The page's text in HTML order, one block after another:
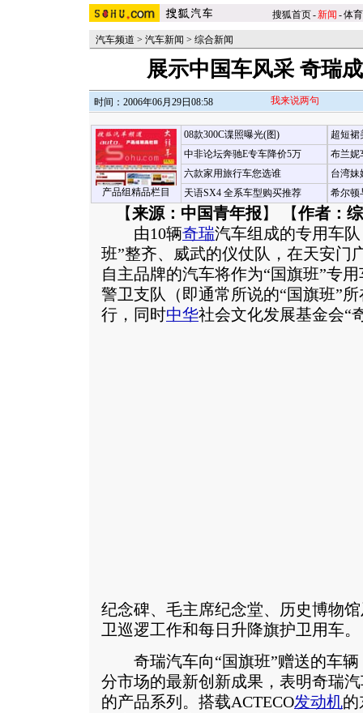
搜狐首页-新闻 -体育
汽车频道 > 汽车新闻 > 综合新闻
展示中国车风采 奇瑞
时间：2006年06月29日08:58 我来说两句
产品组精品栏目
08款300C谍照曝光(图)
中非论坛奔驰E专车降价5万
六款家用旅行车您选谁
天语SX4 全系车型购买推荐
超短裙
布兰妮
台湾妹
希尔顿
【来源：中国青年报 】 【作者：
由10辆奇瑞汽车组成的专用车
班”整齐、威武的仪仗队，在天安门
自主品牌的汽车将作为“国旗班”专
警卫支队（即通常所说的“国旗班”
行，同时中华社会文化发展基金会“
纪念碑、毛主席纪念堂、历史博物
卫巡逻工作和每日升降旗护卫用车。
奇瑞汽车向“国旗班”赠送的车辆
分市场的最新创新成果，表明奇瑞
的产品系列。搭载ACTECO发动机的